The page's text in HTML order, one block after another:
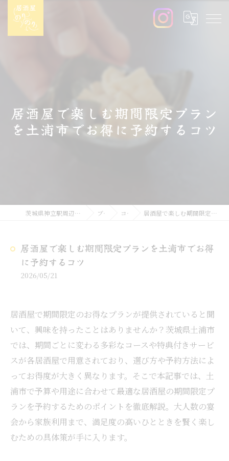
居酒屋で楽しむ期間限定プラン
を土浦市でお得に予約するコツ
茨城県神立駅周辺の居酒屋なら居酒屋のりのり ブログ コラム 居酒屋で楽しむ期間限定プランを土浦市でお得に予約するコツ
居酒屋で楽しむ期間限定プランを土浦市でお得
に予約するコツ
2026/05/21
居酒屋で期間限定のお得なプランが提供されていると聞
いて、興味を持ったことはありませんか？茨城県土浦市
では、期間ごとに変わる多彩なコースや特典付きサービ
スが各居酒屋で用意されており、選び方や予約方法によ
ってお得度が大きく異なります。そこで本記事では、土
浦市で予算や用途に合わせて最適な居酒屋の期間限定プ
ランを予約するためのポイントを徹底解説。大人数の宴
会から家族利用まで、満足度の高いひとときを賢く楽し
むための具体策が手に入ります。